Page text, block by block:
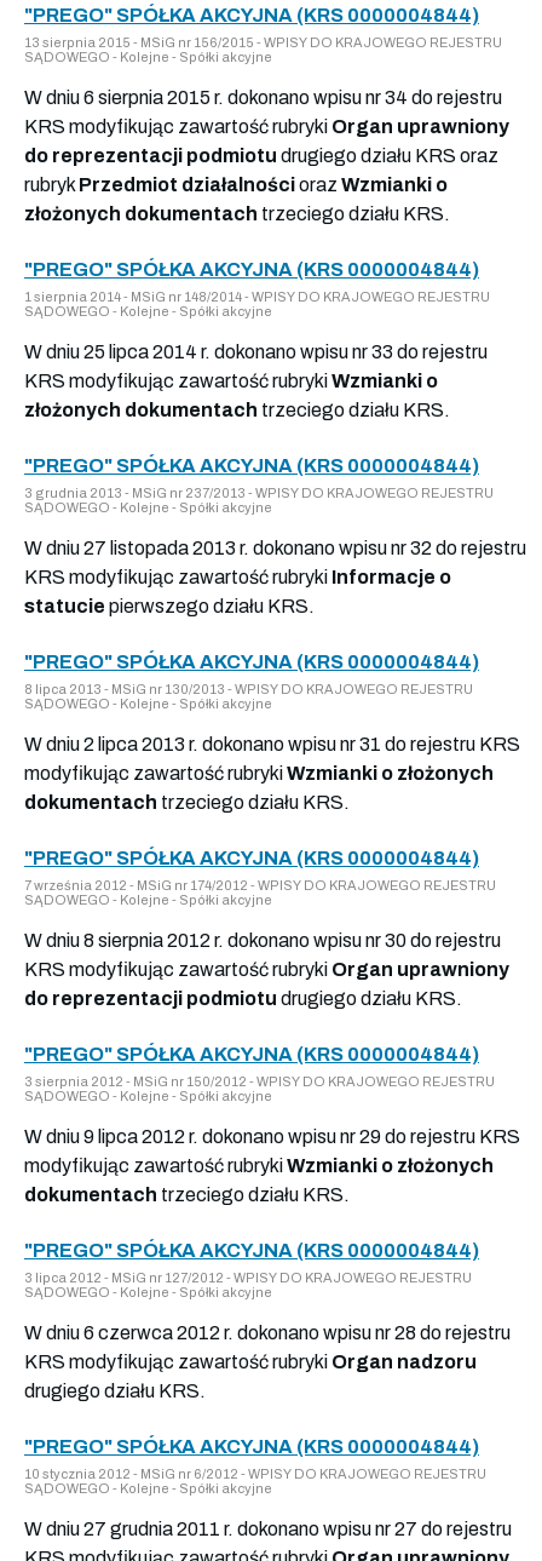
"PREGO" SPÓŁKA AKCYJNA (KRS 0000004844)
13 sierpnia 2015 - MSiG nr 156/2015 - WPISY DO KRAJOWEGO REJESTRU
SĄDOWEGO - Kolejne - Spółki akcyjne
W dniu 6 sierpnia 2015 r. dokonano wpisu nr 34 do rejestru
KRS modyfikując zawartość rubryki Organ uprawniony
do reprezentacji podmiotu drugiego działu KRS oraz
rubryk Przedmiot działalnościoraz Wzmianki o
złożonych dokumentach trzeciego działu KRS.
"PREGO" SPÓŁKA AKCYJNA (KRS 0000004844)
1 sierpnia 2014 - MSiG nr 148/2014 - WPISY DO KRAJOWEGO REJESTRU
SĄDOWEGO - Kolejne - Spółki akcyjne
W dniu 25 lipca 2014 r. dokonano wpisu nr 33 do rejestru
KRS modyfikując zawartość rubrykiWzmianki o
złożonych dokumentach trzeciego działu KRS.
"PREGO" SPÓŁKA AKCYJNA (KRS 0000004844)
3 grudnia 2013 - MSiG nr 237/2013 - WPISY DO KRAJOWEGO REJESTRU
SĄDOWEGO - Kolejne - Spółki akcyjne
W dniu 27 listopada 2013 r. dokonano wpisu nr 32 do rejestru
KRS modyfikując zawartość rubryki Informacje o
statucie pierwszego działu KRS.
"PREGO" SPÓŁKA AKCYJNA (KRS 0000004844)
8 lipca 2013 - MSiG nr 130/2013 - WPISY DO KRAJOWEGO REJESTRU
SĄDOWEGO - Kolejne - Spółki akcyjne
W dniu 2 lipca 2013 r. dokonano wpisu nr 31 do rejestru KRS
modyfikując zawartość rubrykiWzmianki o złożonych
dokumentach trzeciego działu KRS.
"PREGO" SPÓŁKA AKCYJNA (KRS 0000004844)
7 września 2012 - MSiG nr 174/2012 - WPISY DO KRAJOWEGO REJESTRU
SĄDOWEGO - Kolejne - Spółki akcyjne
W dniu 8 sierpnia 2012 r. dokonano wpisu nr 30 do rejestru
KRS modyfikując zawartość rubryki Organ uprawniony
do reprezentacji podmiotu drugiego działu KRS.
"PREGO" SPÓŁKA AKCYJNA (KRS 0000004844)
3 sierpnia 2012 - MSiG nr 150/2012 - WPISY DO KRAJOWEGO REJESTRU
SĄDOWEGO - Kolejne - Spółki akcyjne
W dniu 9 lipca 2012 r. dokonano wpisu nr 29 do rejestru KRS
modyfikując zawartość rubrykiWzmianki o złożonych
dokumentach trzeciego działu KRS.
"PREGO" SPÓŁKA AKCYJNA (KRS 0000004844)
3 lipca 2012 - MSiG nr 127/2012 - WPISY DO KRAJOWEGO REJESTRU
SĄDOWEGO - Kolejne - Spółki akcyjne
W dniu 6 czerwca 2012 r. dokonano wpisu nr 28 do rejestru
KRS modyfikując zawartość rubryki Organ nadzoru
drugiego działu KRS.
"PREGO" SPÓŁKA AKCYJNA (KRS 0000004844)
10 stycznia 2012 - MSiG nr 6/2012 - WPISY DO KRAJOWEGO REJESTRU
SĄDOWEGO - Kolejne - Spółki akcyjne
W dniu 27 grudnia 2011 r. dokonano wpisu nr 27 do rejestru